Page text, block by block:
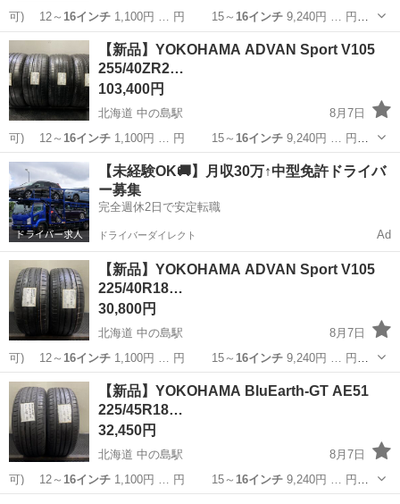
可) 12～ 16インチ1,100円 … 円 15～ 16インチ9,240円 … 円
15～16インチ10,560円… 】 15～16インチ11,880円… ■組
替16インチまで 1,10...
北海道 札幌市 中の島駅
【新品】YOKOHAMA ADVAN Sport V105
255/40ZR2…
103,400円
北海道 中の島駅
8月7日
可) 12～ 16インチ1,100円 … 円 15～ 16インチ9,240円 … 円
15～16インチ10,560円… 】 15～16インチ11,880円… ■組
替16インチ まで 1,10...
北海道 札幌市 中の島駅 タイヤ、ホイール タイヤ
【未経験OK🚚】月収30万↑中型免許ドライバ
ー募集
完全週休2日で安定転職
ドライバーダイレクト Ad
【新品】YOKOHAMA ADVAN Sport V105
225/40R18…
30,800円
北海道 中の島駅
8月7日
可) 12～ 16インチ1,100円 … 円 15～ 16インチ9,240円 … 円
15～16インチ10,560円… 】 15～16インチ11,880円… ■組
替16インチ まで 1,10...
北海道 札幌市 中の島駅
【新品】YOKOHAMA BluEarth-GT AE51
225/45R18…
32,450円
北海道 中の島駅
8月7日
可) 12～ 16インチ1,100円 … 円 15～ 16インチ9,240円 … 円
15～16インチ10,560円… 】 15～16インチ11,880円… ■組